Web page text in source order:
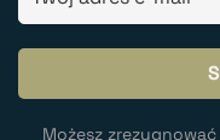
Możesz